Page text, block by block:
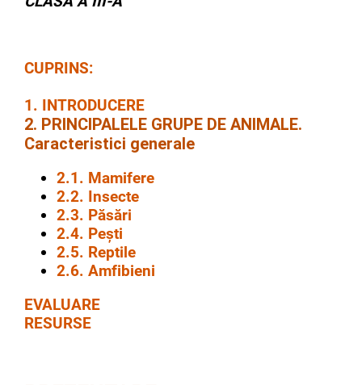
CUPRINS:
1. INTRODUCERE
2. PRINCIPALELE GRUPE DE ANIMALE.
Caracteristici generale
2.1. Mamifere
2.2. Insecte
2.3. Păsări
2.4. Pești
2.5. Reptile
2.6. Amfibieni
EVALUARE
RESURSE